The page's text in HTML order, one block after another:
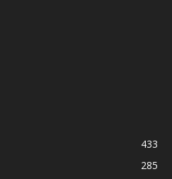
433
285